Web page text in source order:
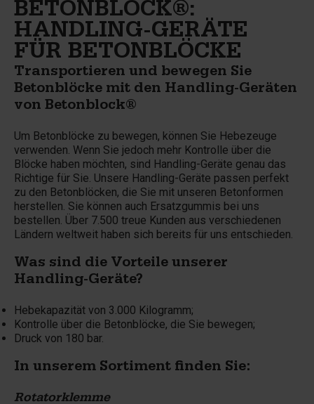
BETONBLOCK®:
HANDLING-GERÄTE
FÜR BETONBLÖCKE
Transportieren und bewegen Sie
Betonblöcke mit den Handling-Geräten
von Betonblock®
Um Betonblöcke zu bewegen, können Sie Hebezeuge
verwenden. Wenn Sie jedoch mehr Kontrolle über die
Blöcke haben möchten, sind Handling-Geräte genau das
Richtige für Sie. Unsere Handling-Geräte passen perfekt
zu den Betonblöcken, die Sie mit unseren Betonformen
herstellen. Sie können auch Ersatzgummis bei uns
bestellen. Über 7.500 treue Kunden aus verschiedenen
Ländern weltweit haben sich bereits für uns entschieden.
Was sind die Vorteile unserer
Handling-Geräte?
Hebekapazität von 3.000 Kilogramm;
Kontrolle über die Betonblöcke, die Sie bewegen;
Druck von 180 bar.
In unserem Sortiment finden Sie:
Rotatorklemme